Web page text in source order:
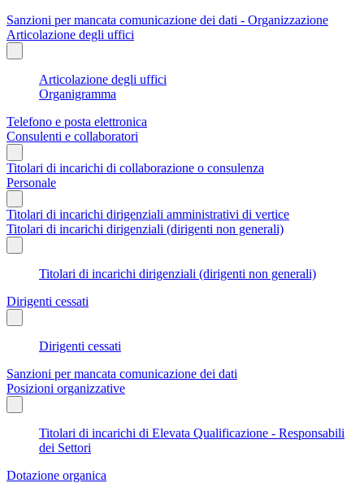
Sanzioni per mancata comunicazione dei dati - Organizzazione
Articolazione degli uffici
Articolazione degli uffici
Organigramma
Telefono e posta elettronica
Consulenti e collaboratori
Titolari di incarichi di collaborazione o consulenza
Personale
Titolari di incarichi dirigenziali amministrativi di vertice
Titolari di incarichi dirigenziali (dirigenti non generali)
Titolari di incarichi dirigenziali (dirigenti non generali)
Dirigenti cessati
Dirigenti cessati
Sanzioni per mancata comunicazione dei dati
Posizioni organizzative
Titolari di incarichi di Elevata Qualificazione - Responsabili
dei Settori
Dotazione organica